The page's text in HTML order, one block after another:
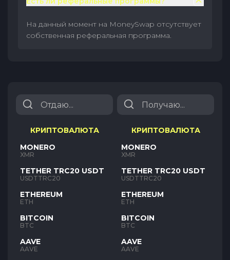
На данный момент на MoneySwap отсутствует
собственная реферальная программа.
КРИПТОВАЛЮТА
MONERO
XMR
TETHER TRC20 USDT
USDTTRC20
ETHEREUM
ETH
BITCOIN
BTC
AAVE
AAVE
КРИПТОВАЛЮТА
MONERO
XMR
TETHER TRC20 USDT
USDTTRC20
ETHEREUM
ETH
BITCOIN
BTC
AAVE
AAVE